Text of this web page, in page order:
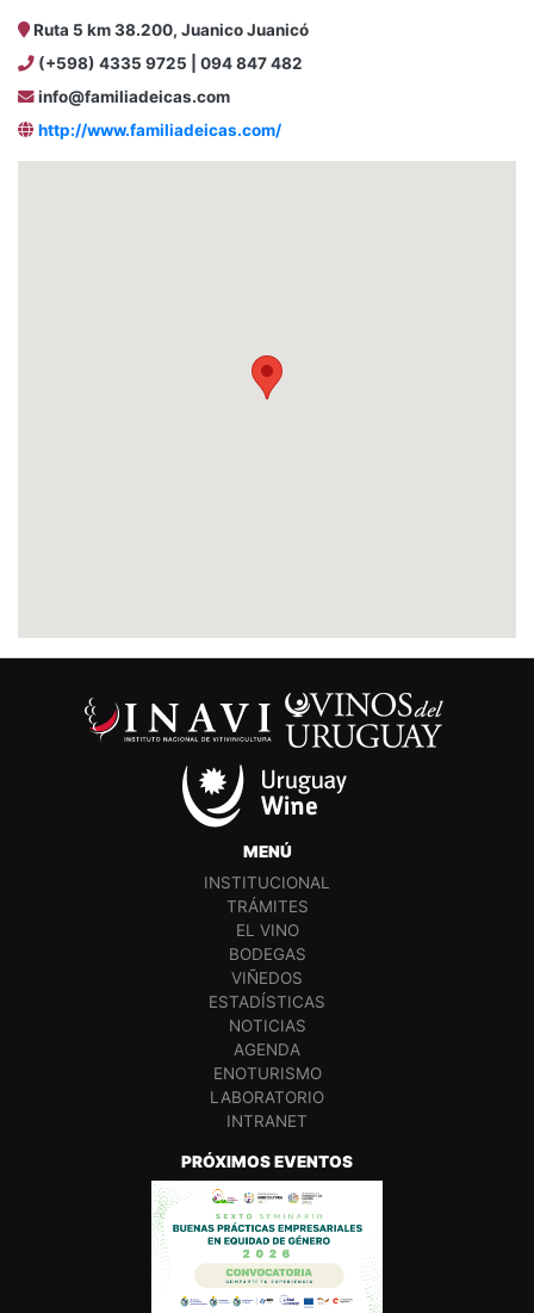
Ruta 5 km 38.200, Juanico Juanicó
(+598) 4335 9725 | 094 847 482
info@familiadeicas.com
http://www.familiadeicas.com/
MENÚ
INSTITUCIONAL
TRÁMITES
EL VINO
BODEGAS
VIÑEDOS
ESTADÍSTICAS
NOTICIAS
AGENDA
ENOTURISMO
LABORATORIO
INTRANET
PRÓXIMOS EVENTOS